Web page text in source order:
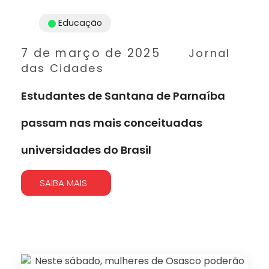
7 de março de 2025
Jornal
das Cidades
Educação
Estudantes de Santana de Parnaíba
passam nas mais conceituadas
universidades do Brasil
SAIBA MAIS